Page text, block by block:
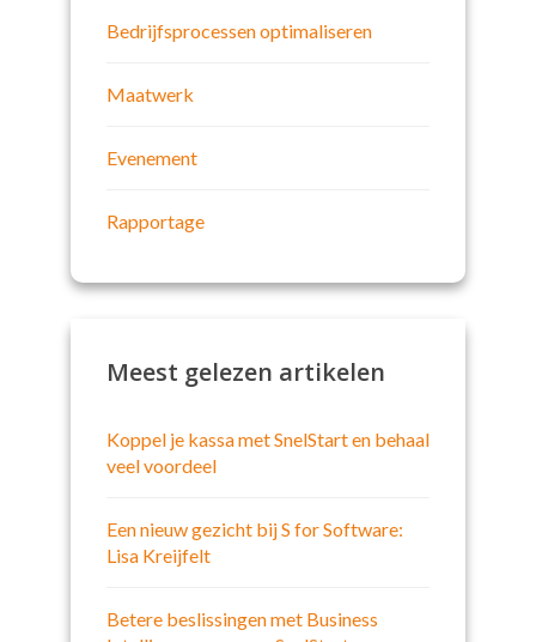
Bedrijfsprocessen optimaliseren
Maatwerk
Evenement
Rapportage
Meest gelezen artikelen
Koppel je kassa met SnelStart en behaal
veel voordeel
Een nieuw gezicht bij S for Software:
Lisa Kreijfelt
Betere beslissingen met Business